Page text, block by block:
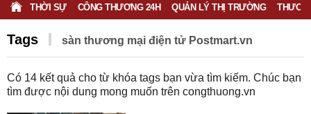
THỜI SỰ CÔNG THƯƠNG 24H QUẢN LÝ THỊ TRƯỜNG
Tags sàn thương mại điện tử Postmart.vn
Có 14 kết quả cho từ khóa tags bạn vừa tìm kiếm. Chúc bạn
tìm được nội dung mong muốn trên congthuong.vn